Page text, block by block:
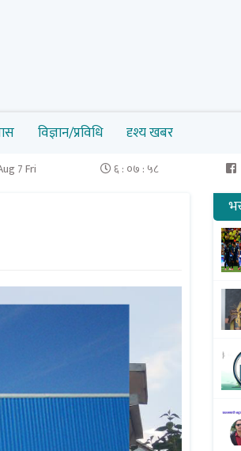
विज्ञान/प्रविधि दृश्य खबर
7 Fri ६ : ०७ : ५८